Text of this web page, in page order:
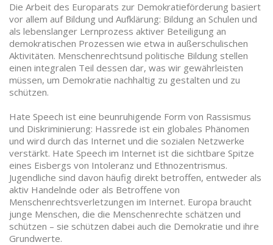
Die Arbeit des Europarats zur Demokratieförderung basiert
vor allem auf Bildung und Aufklärung: Bildung an Schulen und
als lebenslanger Lernprozess aktiver Beteiligung an
demokratischen Prozessen wie etwa in außerschulischen
Aktivitäten. Menschenrechtsund politische Bildung stellen
einen integralen Teil dessen dar, was wir gewährleisten
müssen, um Demokratie nachhaltig zu gestalten und zu
schützen.
Hate Speech ist eine beunruhigende Form von Rassismus
und Diskriminierung: Hassrede ist ein globales Phänomen
und wird durch das Internet und die sozialen Netzwerke
verstärkt. Hate Speech im Internet ist die sichtbare Spitze
eines Eisbergs von Intoleranz und Ethnozentrismus.
Jugendliche sind davon häufig direkt betroffen, entweder als
aktiv Handelnde oder als Betroffene von
Menschenrechtsverletzungen im Internet. Europa braucht
junge Menschen, die die Menschenrechte schätzen und
schützen – sie schützen dabei auch die Demokratie und ihre
Grundwerte.